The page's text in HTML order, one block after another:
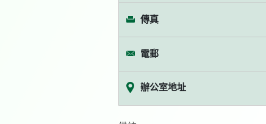
傳真
電郵
辦公室地址